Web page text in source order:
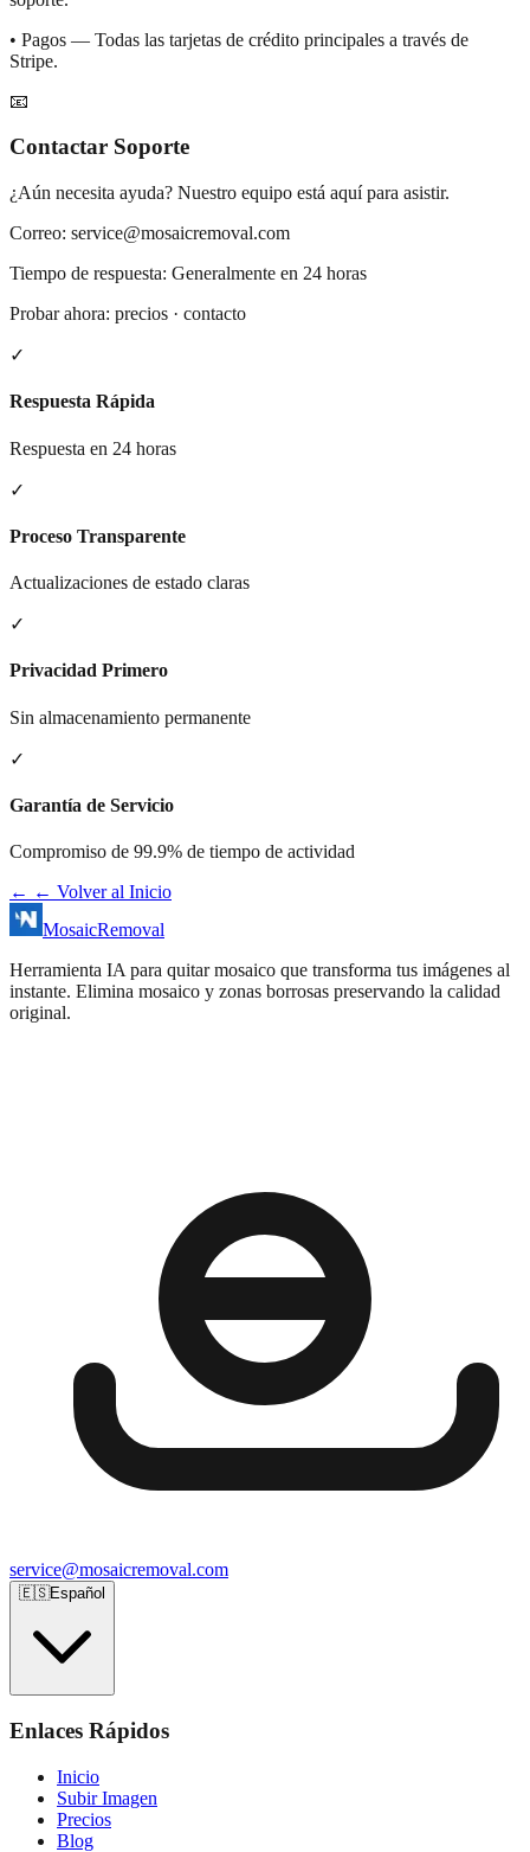
• Pagos — Todas las tarjetas de crédito principales a través de
Stripe.
📧
Contactar Soporte
¿Aún necesita ayuda? Nuestro equipo está aquí para asistir.
Correo: service@mosaicremoval.com
Tiempo de respuesta: Generalmente en 24 horas
Probar ahora: precios · contacto
✓
Respuesta Rápida
Respuesta en 24 horas
✓
Proceso Transparente
Actualizaciones de estado claras
✓
Privacidad Primero
Sin almacenamiento permanente
✓
Garantía de Servicio
Compromiso de 99.9% de tiempo de actividad
← ← Volver al Inicio
MosaicRemoval
Herramienta IA para quitar mosaico que transforma tus imágenes al
instante. Elimina mosaico y zonas borrosas preservando la calidad
original.
service@mosaicremoval.com
🇪🇸Español
Enlaces Rápidos
Inicio
Subir Imagen
Precios
Blog